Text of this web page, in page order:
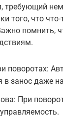
требующий
того, что
помнить,
поворотах:
в занос даже
При